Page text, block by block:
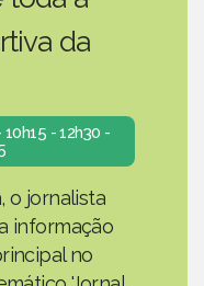
da
- 12h30 -
o jornalista
informação
no